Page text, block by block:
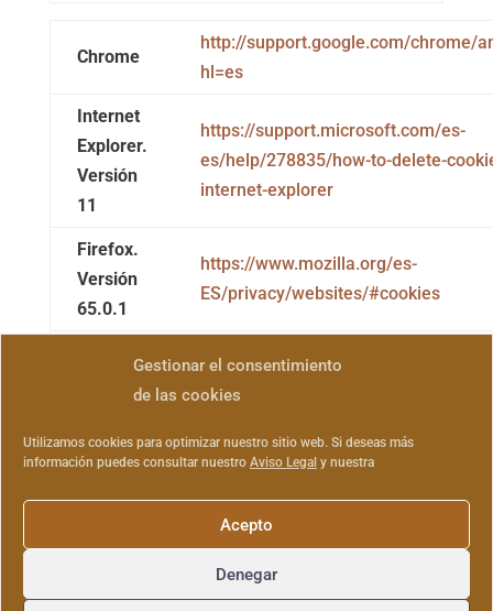
Gestionar el consentimiento
de las cookies
Utilizamos cookies para optimizar nuestro sitio web. Si deseas más
información puedes consultar nuestro Aviso Legal y nuestra
Acepto
Denegar
Chrome
http://support.google.com/chrome/
hl=es
Internet
Explorer.
Versión
11
https://support.microsoft.com/es-
es/help/278835/how-to-delete-
internet-explorer
Firefox.
Versión
65.0.1
https://www.mozilla.org/es-
ES/privacy/websites/#cookies
https://support.apple.com/es-
es/guide/safari/sfri11471/mac
Opera
https://help.opera.com/en/latest/